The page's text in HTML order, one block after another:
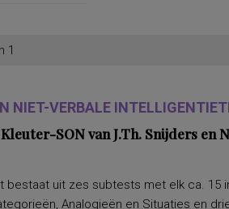
1
NIET-VERBALE
SON van J.Th. Snijders en
bestaat uit zes subtests met elk ca. 15
Analogieën en Situaties en